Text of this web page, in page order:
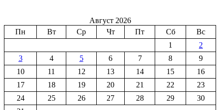
Август 2026
Пн
Вт Ср Чт Пт Сб
Вс
1
2
3
4 5 6 7 8
9
10
11 12 13 14 15
16
17
18 19 20 21 22
23
24
25 26 27 28 29
30